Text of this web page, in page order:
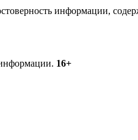
информации,
16+